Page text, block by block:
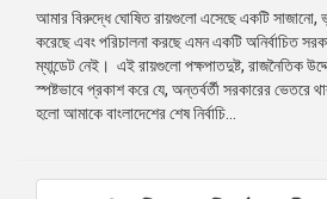
আমার বিরুদ্ধে ঘোষিত রায়গুলো এসেছে একটি সাজানো,
করেছে এবং পরিচালনা করছে এমন একটি অনির্বাচিত
ম্যান্ডেট নেই। এই রায়গুলো পক্ষপাতদুষ্ট, রাজনৈতিক
স্পষ্টভাবে প্রকাশ করে যে, অন্তর্বর্তী সরকারের ভেতরে
হলো আমাকে বাংলাদেশের শেষ নির্বাচি...